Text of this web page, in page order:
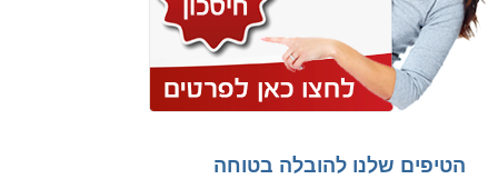
הטיפים שלנו להובלה בטוחה